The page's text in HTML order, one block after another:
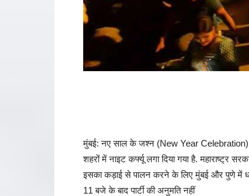
मुंबई: नए साल के जश्न (New Year Celebration)
शहरों में नाइट कर्फ्यू लगा दिया गया है. महाराष्ट्र
इसका कड़ाई से पालन करने के लिए मुंबई और पुणे में
11 बजे के बाद पार्टी की अनुमति नहीं